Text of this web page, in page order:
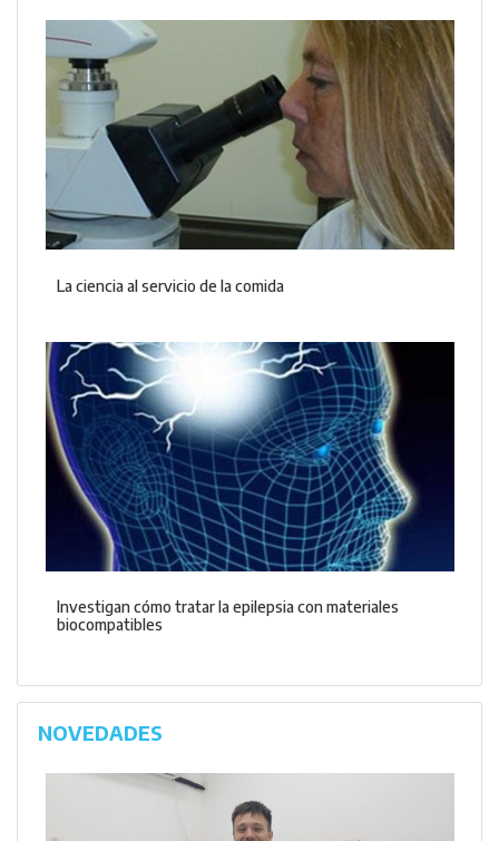
La ciencia al servicio de la comida
Investigan cómo tratar la epilepsia con materiales
biocompatibles
NOVEDADES